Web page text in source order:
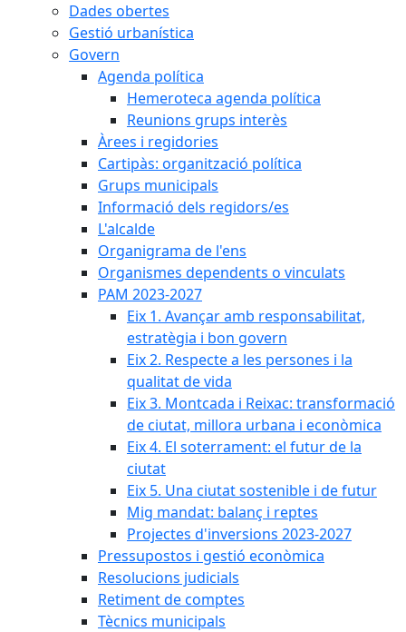
Dades obertes
Gestió urbanística
Govern
Agenda política
Hemeroteca agenda política
Reunions grups interès
Àrees i regidories
Cartipàs: organització política
Grups municipals
Informació dels regidors/es
L'alcalde
Organigrama de l'ens
Organismes dependents o vinculats
PAM 2023-2027
Eix 1. Avançar amb responsabilitat,
estratègia i bon govern
Eix 2. Respecte a les persones i la
qualitat de vida
Eix 3. Montcada i Reixac: transformació
de ciutat, millora urbana i econòmica
Eix 4. El soterrament: el futur de la
ciutat
Eix 5. Una ciutat sostenible i de futur
Mig mandat: balanç i reptes
Projectes d'inversions 2023-2027
Pressupostos i gestió econòmica
Resolucions judicials
Retiment de comptes
Tècnics municipals